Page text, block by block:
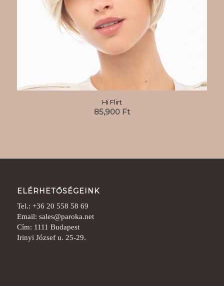
Hi Flirt
85,900 Ft
ELÉRHETŐSÉGEINK
Tel.: +36 20 558 58 69
Email: sales@paroka.net
Cím: 1111 Budapest
Irinyi József u. 25-29.